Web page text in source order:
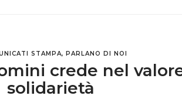
STAMPA, PARLANO DI NOI
crede nel
solidarietà